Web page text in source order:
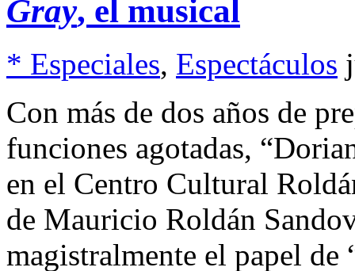
Gray, el musical
* Especiales, Espectáculos
Con más de dos años de
funciones agotadas,
en el Centro Cultural
de Mauricio Roldán
magistralmente el papel de